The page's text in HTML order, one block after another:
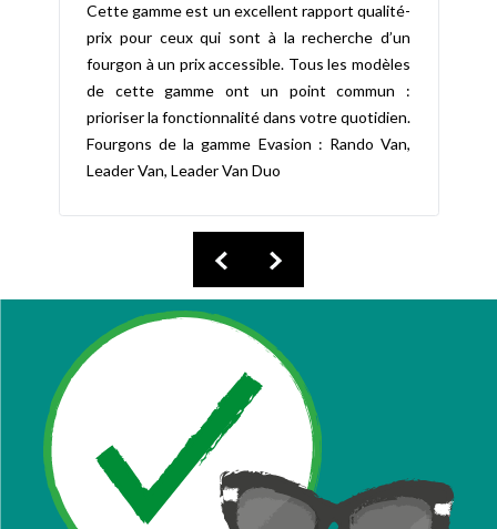
Cette gamme est un excellent rapport qualité-
prix pour ceux qui sont à la recherche d’un
fourgon à un prix accessible. Tous les modèles
de cette gamme ont un point commun :
prioriser la fonctionnalité dans votre quotidien.
Fourgons de la gamme Evasion : Rando Van,
Leader Van, Leader Van Duo